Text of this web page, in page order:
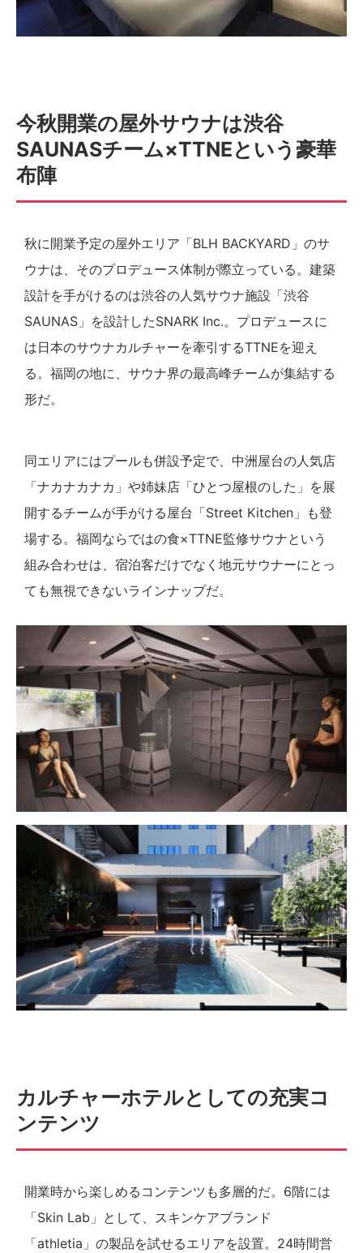
今秋開業の屋外サウナは渋谷
SAUNASチーム×TTNEという豪華
布陣
秋に開業予定の屋外エリア「BLH BACKYARD」のサ
ウナは、そのプロデュース体制が際立っている。建築
設計を手がけるのは渋谷の人気サウナ施設「渋谷
SAUNAS」を設計したSNARK Inc.。プロデュースに
は日本のサウナカルチャーを牽引するTTNEを迎え
る。福岡の地に、サウナ界の最高峰チームが集結する
形だ。
同エリアにはプールも併設予定で、中洲屋台の人気店
「ナカナカナカ」や姉妹店「ひとつ屋根のした」を展
開するチームが手がける屋台「Street Kitchen」も登
場する。福岡ならではの食×TTNE監修サウナという
組み合わせは、宿泊客だけでなく地元サウナーにとっ
ても無視できないラインナップだ。
カルチャーホテルとしての充実コ
ンテンツ
開業時から楽しめるコンテンツも多層的だ。6階には
「Skin Lab」として、スキンケアブランド
「athletia」の製品を試せるエリアを設置。24時間営